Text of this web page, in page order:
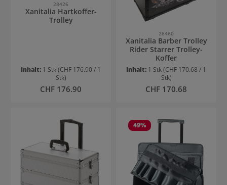
28426
Xanitalia Hartkoffer-
Trolley
Inhalt: 1 Stk(CHF 176.90 / 1
Stk)
Regulärer Preis:
CHF 176.90
28460
Xanitalia Barber Trolley
Rider Starrer Trolley-
Koffer
Inhalt: 1 Stk(CHF 170.68 / 1
Stk)
Regulärer Preis:
CHF 170.68
49%